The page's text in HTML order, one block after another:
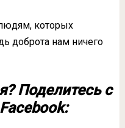
которых
доброта нам ничего
Поделитесь с